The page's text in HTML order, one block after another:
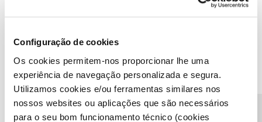
Configuração de cookies
Os cookies permitem-nos proporcionar lhe uma
experiência de navegação personalizada e segura.
Utilizamos cookies e/ou ferramentas similares nos
nossos websites ou aplicações que são necessários
para o seu bom funcionamento técnico (cookies
Descubra as novidades de junho